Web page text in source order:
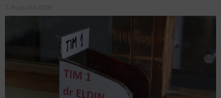
7. Augusta 2026.